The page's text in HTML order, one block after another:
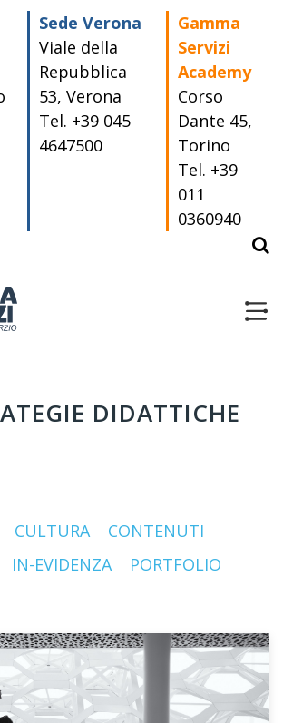
Sede Verona
Viale della
Repubblica
53, Verona
Tel. +39 045
4647500
Gamma
Servizi
Academy
Corso
Dante 45,
Torino
Tel. +39
011
0360940
DIDATTICHE
CULTURA
CONTENUTI
IN-EVIDENZA PORTFOLIO